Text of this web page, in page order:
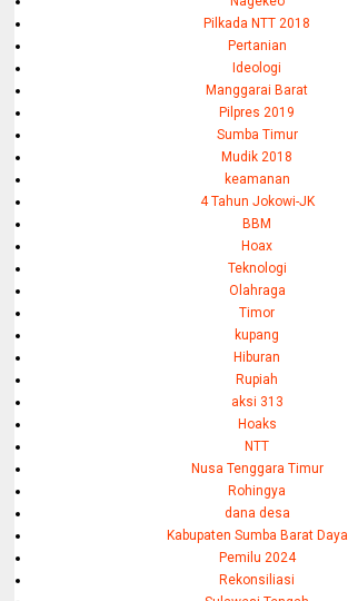
Pilkada NTT 2018
Pertanian
Ideologi
Manggarai Barat
Pilpres 2019
Sumba Timur
Mudik 2018
keamanan
4 Tahun Jokowi-JK
BBM
Hoax
Teknologi
Olahraga
Timor
kupang
Hiburan
Rupiah
aksi 313
Hoaks
NTT
Nusa Tenggara Timur
Rohingya
dana desa
Kabupaten Sumba Barat Daya
Pemilu 2024
Rekonsiliasi